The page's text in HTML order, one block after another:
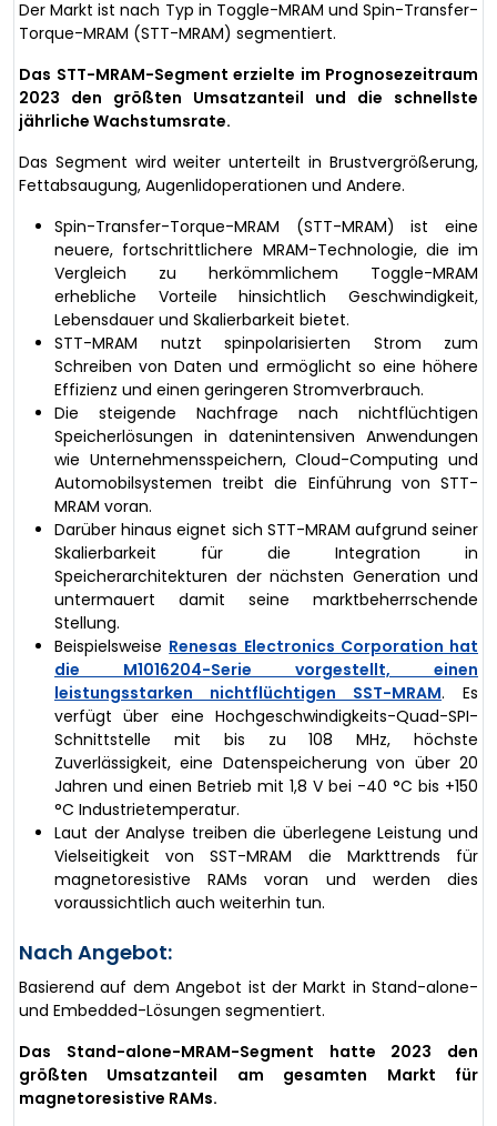
Der Markt ist nach Typ in Toggle-MRAM und Spin-Transfer-
Torque-MRAM (STT-MRAM) segmentiert.
Das STT-MRAM-Segment erzielte im Prognosezeitraum
2023 den größten Umsatzanteil und die schnellste
jährliche Wachstumsrate.
Das Segment wird weiter unterteilt in Brustvergrößerung,
Fettabsaugung, Augenlidoperationen und Andere.
Spin-Transfer-Torque-MRAM (STT-MRAM) ist eine
neuere, fortschrittlichere MRAM-Technologie, die im
Vergleich zu herkömmlichem Toggle-MRAM
erhebliche Vorteile hinsichtlich Geschwindigkeit,
Lebensdauer und Skalierbarkeit bietet.
STT-MRAM nutzt spinpolarisierten Strom zum
Schreiben von Daten und ermöglicht so eine höhere
Effizienz und einen geringeren Stromverbrauch.
Die steigende Nachfrage nach nichtflüchtigen
Speicherlösungen in datenintensiven Anwendungen
wie Unternehmensspeichern, Cloud-Computing und
Automobilsystemen treibt die Einführung von STT-
MRAM voran.
Darüber hinaus eignet sich STT-MRAM aufgrund seiner
Skalierbarkeit für die Integration in
Speicherarchitekturen der nächsten Generation und
untermauert damit seine marktbeherrschende
Stellung.
Beispielsweise Renesas Electronics Corporation hat
die M1016204-Serie vorgestellt, einen
leistungsstarken nichtflüchtigen SST-MRAM. Es
verfügt über eine Hochgeschwindigkeits-Quad-SPI-
Schnittstelle mit bis zu 108 MHz, höchste
Zuverlässigkeit, eine Datenspeicherung von über 20
Jahren und einen Betrieb mit 1,8 V bei -40 °C bis +150
°C Industrietemperatur.
Laut der Analyse treiben die überlegene Leistung und
Vielseitigkeit von SST-MRAM die Markttrends für
magnetoresistive RAMs voran und werden dies
voraussichtlich auch weiterhin tun.
Nach Angebot:
Basierend auf dem Angebot ist der Markt in Stand-alone-
und Embedded-Lösungen segmentiert.
Das Stand-alone-MRAM-Segment hatte 2023 den
größten Umsatzanteil am gesamten Markt für
magnetoresistive RAMs.